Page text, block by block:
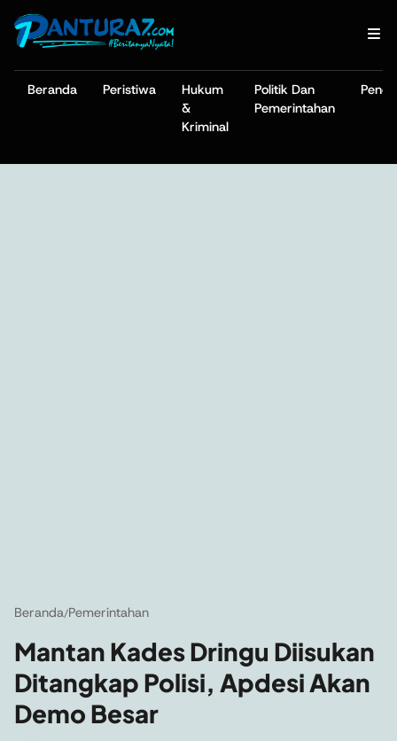
Beranda Peristiwa
Hukum
&
Kriminal
Politik Dan
Pemerintahan
Beranda/Pemerintahan
Mantan Kades Dringu Diisukan
Ditangkap Polisi, Apdesi Akan
Demo Besar